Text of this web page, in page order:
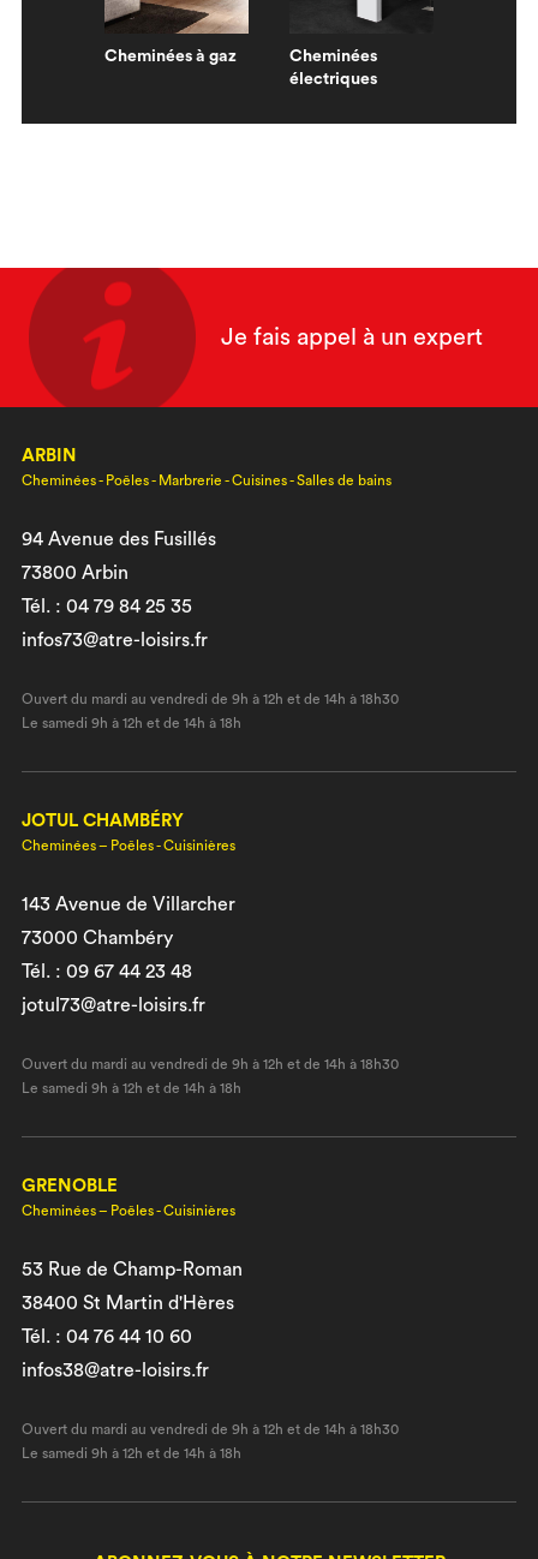
Cheminées à gaz
Cheminées
électriques
Je fais appel à un expert
ARBIN
Cheminées - Poêles - Marbrerie - Cuisines - Salles de bains
94 Avenue des Fusillés
73800 Arbin
Tél. : 04 79 84 25 35
infos73@atre-loisirs.fr
Ouvert du mardi au vendredi de 9h à 12h et de 14h à 18h30
Le samedi 9h à 12h et de 14h à 18h
JOTUL CHAMBÉRY
Cheminées – Poêles - Cuisinières
143 Avenue de Villarcher
73000 Chambéry
Tél. : 09 67 44 23 48
jotul73@atre-loisirs.fr
Ouvert du mardi au vendredi de 9h à 12h et de 14h à 18h30
Le samedi 9h à 12h et de 14h à 18h
GRENOBLE
Cheminées – Poêles - Cuisinières
53 Rue de Champ-Roman
38400 St Martin d'Hères
Tél. : 04 76 44 10 60
infos38@atre-loisirs.fr
Ouvert du mardi au vendredi de 9h à 12h et de 14h à 18h30
Le samedi 9h à 12h et de 14h à 18h